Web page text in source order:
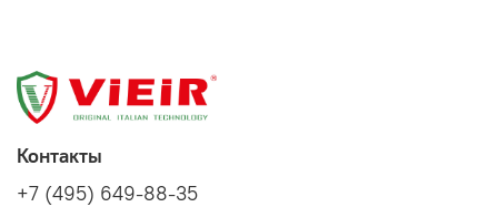
Контакты
+7 (495) 649-88-35